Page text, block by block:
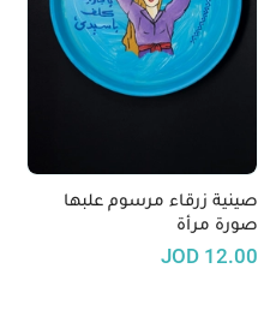
صينية زرقاء مرسوم علبها
صورة مرأة
12.00
JOD